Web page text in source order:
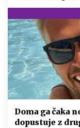
Doma ga čaka
dopustuje z